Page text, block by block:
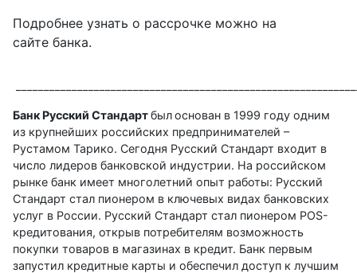
Подробнее узнать о рассрочке можно на
сайте банка.
Банк Русский Стандартбылоснован в 1999 году одним
из крупнейших российских предпринимателей –
Рустамом Тарико. Сегодня Русский Стандарт входит в
число лидеров банковской индустрии. На российском
рынке банк имеет многолетний опыт работы: Русский
Стандарт стал пионером в ключевых видах банковских
услуг в России. Русский Стандарт стал пионером POS-
кредитования, открыв потребителям возможность
покупки товаров в магазинах в кредит. Банк первым
запустил кредитные карты и обеспечил доступ к лучшим